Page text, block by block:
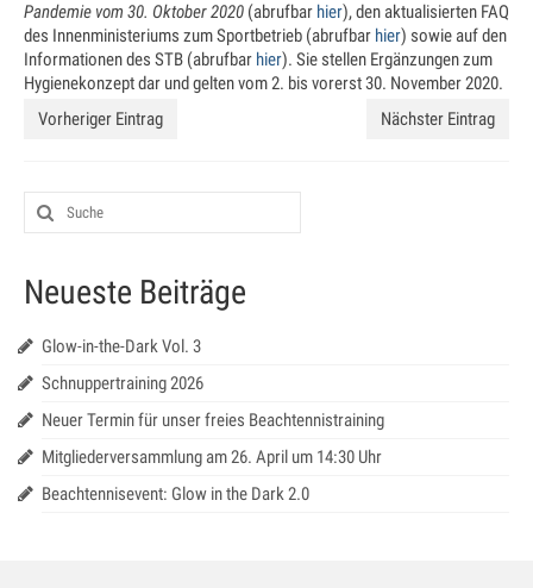
Turniere
Senioren Cup
Saar-Lor-Lux Casino Cup
Beckinger Jugend-Turnier
Kontakt
Datenschutz
Pandemie vom 30. Oktober 2020 (abrufbar hier), den aktualisierten FAQ
des Innenministeriums zum Sportbetrieb (abrufbar hier) sowie auf den
Informationen des STB (abrufbar hier). Sie stellen Ergänzungen zum
Hygienekonzept dar und gelten vom 2. bis vorerst 30. November 2020.
Vorheriger Eintrag
Nächster Eintrag
Neueste Beiträge
Glow-in-the-Dark Vol. 3
Schnuppertraining 2026
Neuer Termin für unser freies Beachtennistraining
Mitgliederversammlung am 26. April um 14:30 Uhr
Beachtennisevent: Glow in the Dark 2.0